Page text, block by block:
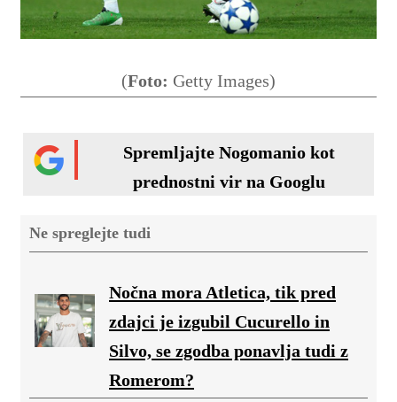
(Foto: Getty Images)
Spremljajte Nogomanio kot
prednostni vir na Googlu
Ne spreglejte tudi
Nočna mora Atletica, tik pred
zdajci je izgubil Cucurello in
Silvo, se zgodba ponavlja tudi z
Romerom?